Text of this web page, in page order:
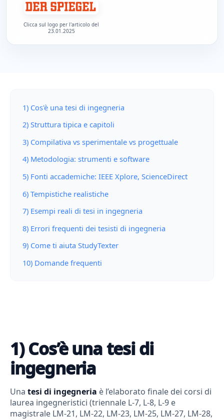
Clicca sul logo per l'articolo del
23.01.2025
1) Cos'è una tesi di ingegneria
2) Struttura tipica e capitoli
3) Compilativa vs sperimentale vs progettuale
4) Metodologia: strumenti e software
5) Fonti accademiche: IEEE Xplore, ScienceDirect
6) Tempistiche realistiche
7) Esempi reali di tesi in ingegneria
8) Errori frequenti dei tesisti di ingegneria
9) Come ti aiuta StudyTexter
10) Domande frequenti
1) Cos’è una tesi di
ingegneria
Una tesi di ingegneria è l’elaborato finale dei corsi di
laurea ingegneristici (triennale L-7, L-8, L-9 e
magistrale LM-21, LM-22, LM-23, LM-25, LM-27, LM-28,